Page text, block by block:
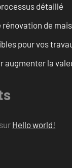
détaillé
rénovation de
pour vos
augmenter la
sur Hello world!